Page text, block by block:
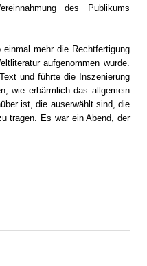
des Publikums
mehr die Rechtfertigung
aufgenommen wurde.
und führte die Inszenierung
wie erbärmlich das allgemein
ist, die auserwählt sind, die
tragen. Es war ein Abend, der